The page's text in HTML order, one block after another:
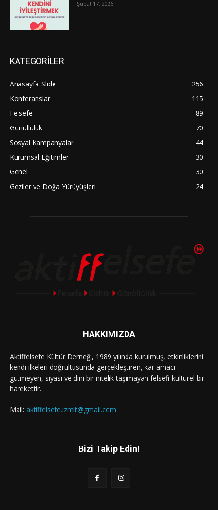
Şubat 17, 2026
KATEGORİLER
Anasayfa-Slide
256
Konferanslar
115
Felsefe
89
Gönüllülük
70
Sosyal Kampanyalar
44
Kurumsal Eğitimler
30
Genel
30
Geziler ve Doğa Yürüyüşleri
24
HAKKIMIZDA
Aktiffelsefe Kültür Derneği, 1989 yılında kurulmuş, etkinliklerini
kendi ilkeleri doğrultusunda gerçekleştiren, kar amacı
gütmeyen, siyasi ve dini bir nitelik taşımayan felsefi-kültürel bir
harekettir.
Mail: aktiffelsefe.izmit@gmail.com
Bizi Takip Edin!